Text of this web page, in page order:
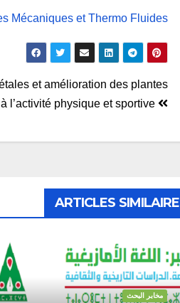
Mécaniques et Thermo Fluides
تصفّح
المقالات
et amélioration des plantes
Laboratoire des réponses biologiques et psychologiques à l’activité physique et sportive‏
ARTICLES SIMILAIRE
مخابر البحث